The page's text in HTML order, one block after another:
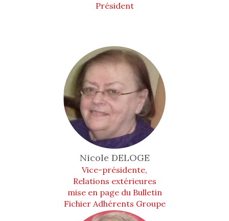
Président
Nicole DELOGE
Vice-présidente,
Relations extérieures
mise en page du Bulletin
Fichier Adhérents Groupe
Animation